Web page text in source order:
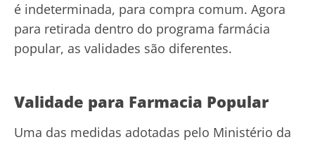
é indeterminada, para compra comum. Agora
para retirada dentro do programa farmácia
popular, as validades são diferentes.
Validade para Farmacia Popular
Uma das medidas adotadas pelo Ministério da